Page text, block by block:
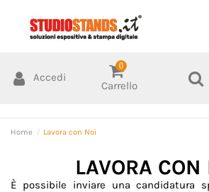
Accedi
0
Carrello
Home Lavora con Noi
LAVORA CON
È possibile inviare una candidatura